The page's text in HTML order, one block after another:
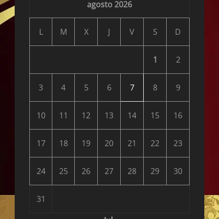
agosto 2026
L M X J V S D
1 2
3 4 5 6 7 8 9
10 11 12 13 14 15 16
17 18 19 20 21 22 23
24 25 26 27 28 29 30
31